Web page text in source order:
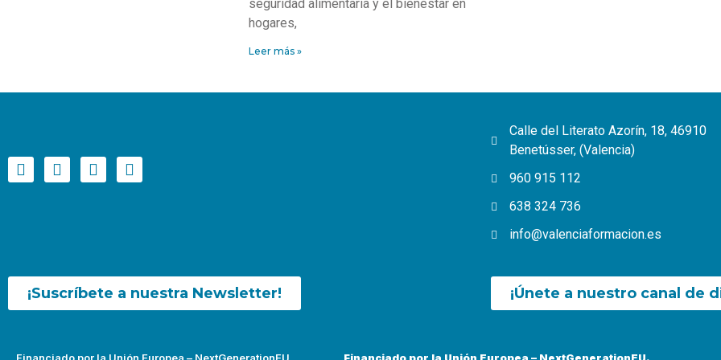
seguridad alimentaria y el bienestar en
hogares,
Leer más »
Calle del Literato Azorín, 18, 46910
Benetússer, (Valencia)
960 915 112
638 324 736
info@valenciaformacion.es
¡Suscríbete a nuestra Newsletter! ¡Únete a nuestro canal de